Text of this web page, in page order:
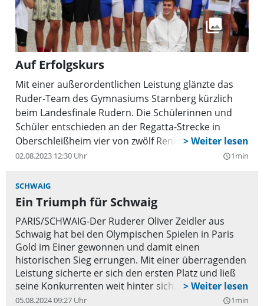
Auf Erfolgskurs
Mit einer außerordentlichen Leistung glänzte das
Ruder-Team des Gymnasiums Starnberg kürzlich
beim Landesfinale Rudern. Die Schülerinnen und
Schüler entschieden an der Regatta-Strecke in
Oberschleißheim vier von zwölf Rennen für sich.
02.08.2023 12:30 Uhr query_builder1min
SCHWAIG
Ein Triumph für Schwaig
PARIS/SCHWAIG-Der Ruderer Oliver Zeidler aus
Schwaig hat bei den Olympischen Spielen in Paris
Gold im Einer gewonnen und damit einen
historischen Sieg errungen. Mit einer überragenden
Leistung sicherte er sich den ersten Platz und ließ
seine Konkurrenten weit hinter sich. Nach drei
Jahren intensiver Vorbereitung, insbesondere nach
05.08.2024 09:27 Uhr query_builder1min